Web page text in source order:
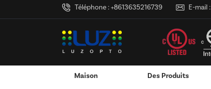
Téléphone :+8613635216739 E-mail :
Maison Des Produits